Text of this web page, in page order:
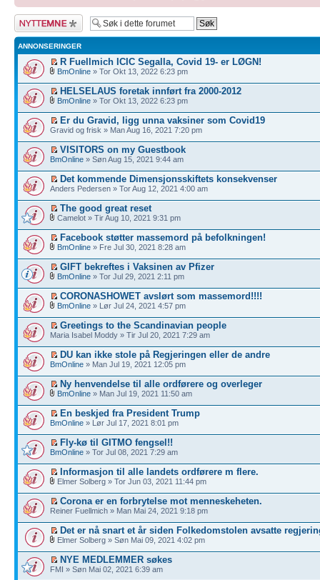
Legg inn et nytt
emne
ANNONSERINGER
R Fuellmich ICIC Segalla, Covid 19- er LØGN!
BmOnline » Tor Okt 13, 2022 6:23 pm
HELSELAUS foretak innført fra 2000-2012
BmOnline » Tor Okt 13, 2022 6:23 pm
Er du Gravid, ligg unna vaksiner som Covid19
Gravid og frisk » Man Aug 16, 2021 7:20 pm
VISITORS on my Guestbook
BmOnline » Søn Aug 15, 2021 9:44 am
Det kommende Dimensjonsskiftets konsekvenser
Anders Pedersen » Tor Aug 12, 2021 4:00 am
The good great reset
Camelot » Tir Aug 10, 2021 9:31 pm
Facebook støtter massemord på befolkningen!
BmOnline » Fre Jul 30, 2021 8:28 am
GIFT bekreftes i Vaksinen av Pfizer
BmOnline » Tor Jul 29, 2021 2:11 pm
CORONASHOWET avslørt som massemord!!!!
BmOnline » Lør Jul 24, 2021 4:57 pm
Greetings to the Scandinavian people
Maria Isabel Moddy » Tir Jul 20, 2021 7:29 am
DU kan ikke stole på Regjeringen eller de andre
BmOnline » Man Jul 19, 2021 12:05 pm
Ny henvendelse til alle ordførere og overleger
BmOnline » Man Jul 19, 2021 11:50 am
En beskjed fra President Trump
BmOnline » Lør Jul 17, 2021 8:01 pm
Fly-kø til GITMO fengsel!!
BmOnline » Tor Jul 08, 2021 7:29 am
Informasjon til alle landets ordførere m flere.
Elmer Solberg » Tor Jun 03, 2021 11:44 pm
Corona er en forbrytelse mot menneskeheten.
Reiner Fuellmich » Man Mai 24, 2021 9:18 pm
Det er nå snart et år siden Folkedomstolen avsatte
Elmer Solberg » Søn Mai 09, 2021 4:02 pm
NYE MEDLEMMER søkes
FMI » Søn Mai 02, 2021 6:39 am